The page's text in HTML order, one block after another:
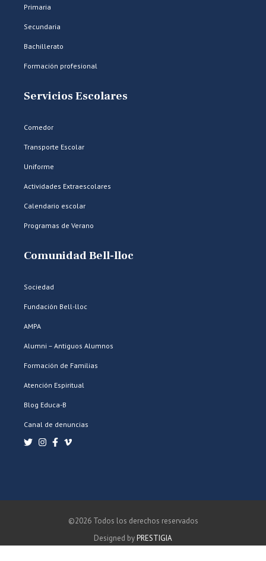
Primaria
Secundaria
Bachillerato
Formación profesional
Servicios Escolares
Comedor
Transporte Escolar
Uniforme
Actividades Extraescolares
Calendario escolar
Programas de Verano
Comunidad Bell-lloc
Sociedad
Fundación Bell-lloc
AMPA
Alumni – Antiguos Alumnos
Formación de Familias
Atención Espiritual
Blog Educa-B
Canal de denuncias
©2026 Todos los derechos reservados
Designed byPRESTIGIA